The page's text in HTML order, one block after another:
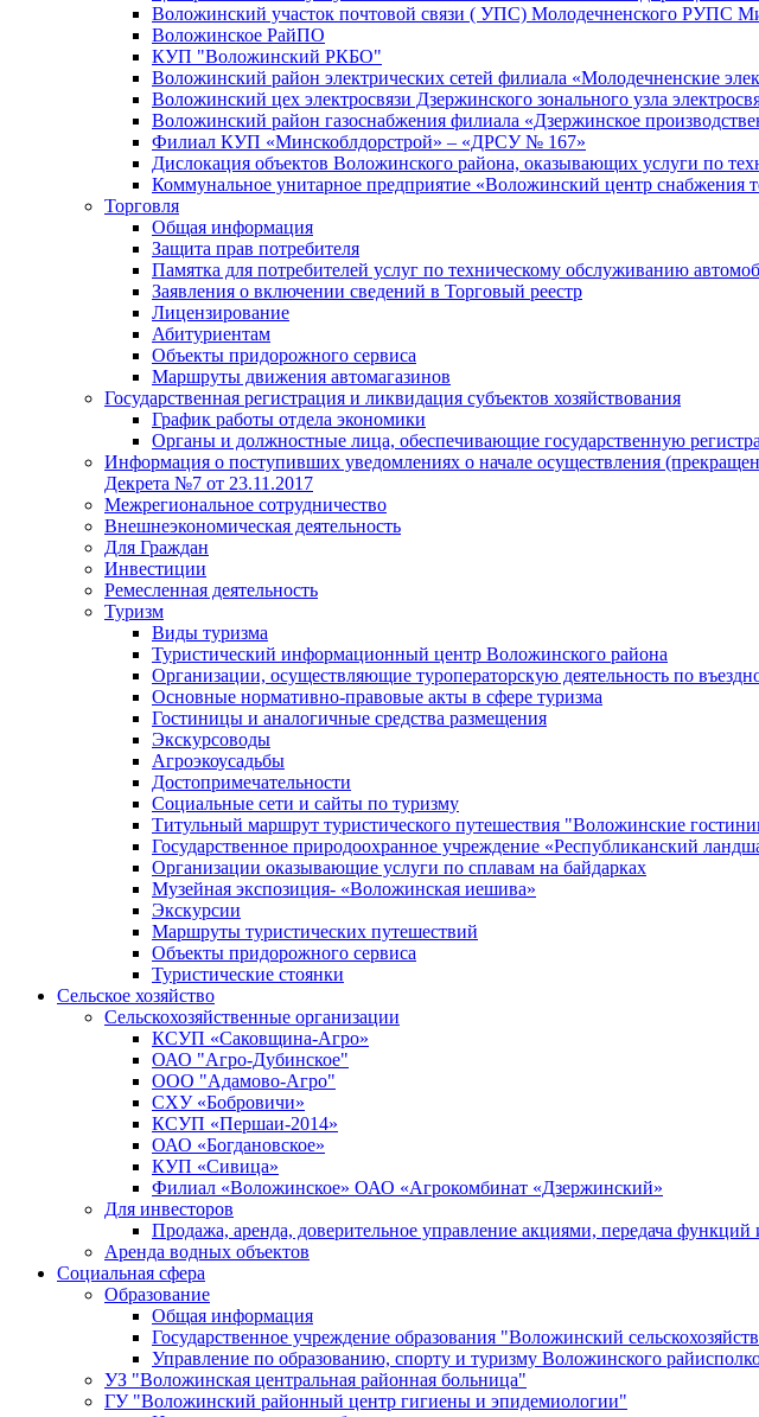
Воложинский участок почтовой связи ( УПС) Молодечненского РУПС
Воложинское РайПО
КУП "Воложинский РКБО"
Воложинский район электрических сетей филиала «Молодечненские
Воложинский цех электросвязи Дзержинского зонального узла
Воложинский район газоснабжения филиала «Дзержинское
Филиал КУП «Минскоблдорстрой» – «ДРСУ № 167»
Дислокация объектов Воложинского района, оказывающих услуги по
Коммунальное унитарное предприятие «Воложинский центр снабжения
Торговля
Общая информация
Защита прав потребителя
Памятка для потребителей услуг по техническому обслуживанию
Заявления о включении сведений в Торговый реестр
Лицензирование
Абитуриентам
Объекты придорожного сервиса
Маршруты движения автомагазинов
Государственная регистрация и ликвидация субъектов хозяйствования
График работы отдела экономики
Органы и должностные лица, обеспечивающие государственную
Информация о поступивших уведомлениях о начале осуществления
Декрета №7 от 23.11.2017
Межрегиональное сотрудничество
Внешнеэкономическая деятельность
Для Граждан
Инвестиции
Ремесленная деятельность
Туризм
Виды туризма
Туристический информационный центр Воложинского района
Организации, осуществляющие туроператорскую деятельность по
Основные нормативно-правовые акты в сфере туризма
Гостиницы и аналогичные средства размещения
Экскурсоводы
Агроэкоусадьбы
Достопримечательности
Социальные сети и сайты по туризму
Титульный маршрут туристического путешествия "Воложинские
Государственное природоохранное учреждение «Республиканский
Организации оказывающие услуги по сплавам на байдарках
Музейная экспозиция- «Воложинская иешива»
Экскурсии
Маршруты туристических путешествий
Объекты придорожного сервиса
Туристические стоянки
Сельское хозяйство
Сельскохозяйственные организации
КСУП «Саковщина-Агро»
ОАО "Агро-Дубинское"
ООО "Адамово-Агро"
СХУ «Бобровичи»
КСУП «Першаи-2014»
ОАО «Богдановское»
КУП «Сивица»
Филиал «Воложинское» ОАО «Агрокомбинат «Дзержинский»
Для инвесторов
Продажа, аренда, доверительное управление акциями, передача
Аренда водных объектов
Социальная сфера
Образование
Общая информация
Государственное учреждение образования "Воложинский
Управление по образованию, спорту и туризму Воложинского
УЗ "Воложинская центральная районная больница"
ГУ "Воложинский районный центр гигиены и эпидемиологии"